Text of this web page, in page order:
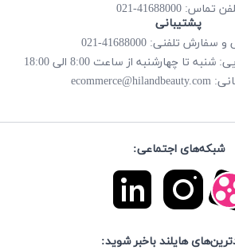
تماس: 41688000-021
پشتیبانی
تلفنی: 41688000-021
تا چهارشنبه از ساعت 8:00 الی 18:00
ecommerce@hilandbeauty.com
شبکه‌های اجتماعی:
هایلند باخبر شوید: